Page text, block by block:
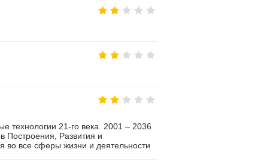
технологии 21-го века. 2001 – 2036
Построения, Развития и
во все сферы жизни и деятельности